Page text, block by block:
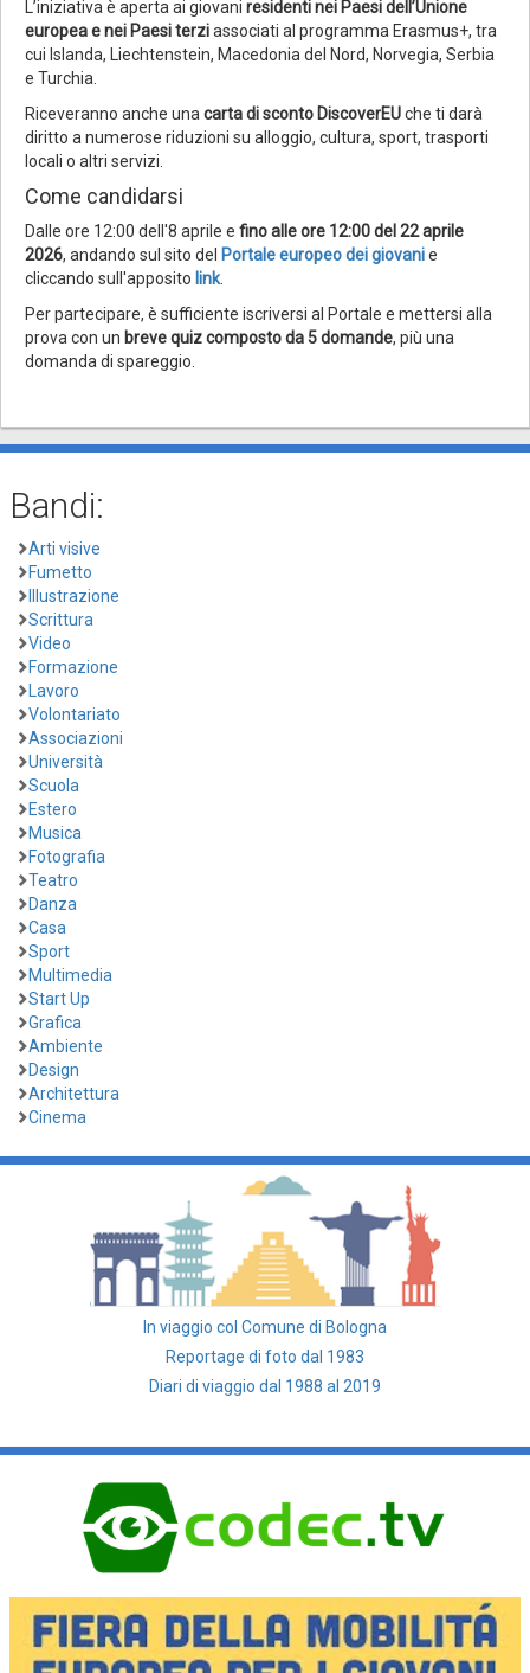
L’iniziativa è aperta ai giovani residenti nei Paesi dell’Unione
europea e nei Paesi terziassociati al programma Erasmus+, tra
cui Islanda, Liechtenstein, Macedonia del Nord, Norvegia, Serbia
e Turchia.
Riceveranno anche una carta di sconto DiscoverEUche ti darà
diritto a numerose riduzioni su alloggio, cultura, sport, trasporti
locali o altri servizi.
Come candidarsi
Dalle ore 12:00 dell'8 aprile e fino alle ore 12:00 del 22 aprile
2026, andando sul sito del Portale europeo dei giovanie
cliccando sull'apposito link.
Per partecipare, è sufficiente iscriversi al Portale e mettersi alla
prova con un breve quiz composto da 5 domande, più una
domanda di spareggio.
Bandi:
Arti visive
Fumetto
Illustrazione
Scrittura
Video
Formazione
Lavoro
Volontariato
Associazioni
Università
Scuola
Estero
Musica
Fotografia
Teatro
Danza
Casa
Sport
Multimedia
Start Up
Grafica
Ambiente
Design
Architettura
Cinema
In viaggio col Comune di Bologna
Reportage di foto dal 1983
Diari di viaggio dal 1988 al 2019